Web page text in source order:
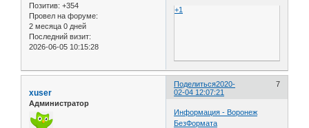
Позитив: +354
Провел на форуме:
2 месяца 0 дней
Последний визит:
2026-06-05 10:15:28
+1
Поделиться 7
2020-
02-04 12:07:21
xuser
Администратор
Информация - Воронеж
БезФормата